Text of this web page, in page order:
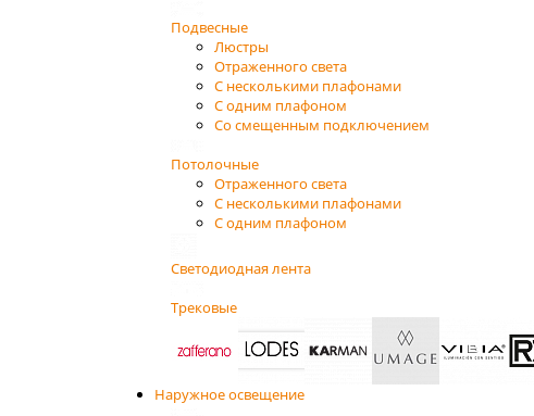
Подвесные
Люстры
Отраженного света
С несколькими плафонами
С одним плафоном
Со смещенным подключением
Потолочные
Отраженного света
С несколькими плафонами
С одним плафоном
Светодиодная лента
Трековые
Наружное освещение